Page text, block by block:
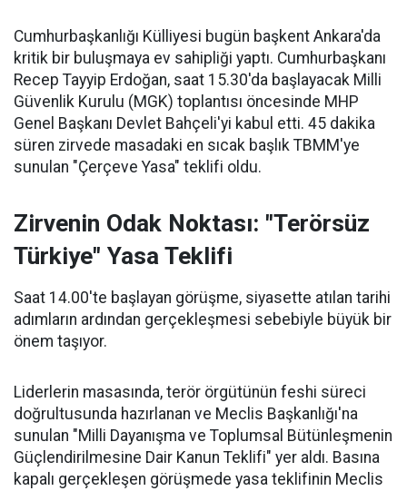
Cumhurbaşkanlığı Külliyesi bugün başkent Ankara'da
kritik bir buluşmaya ev sahipliği yaptı. Cumhurbaşkanı
Recep Tayyip Erdoğan, saat 15.30'da başlayacak Milli
Güvenlik Kurulu (MGK) toplantısı öncesinde MHP
Genel Başkanı Devlet Bahçeli'yi kabul etti. 45 dakika
süren zirvede masadaki en sıcak başlık TBMM'ye
sunulan "Çerçeve Yasa" teklifi oldu.
Zirvenin Odak Noktası: "Terörsüz
Türkiye" Yasa Teklifi
Saat 14.00'te başlayan görüşme, siyasette atılan tarihi
adımların ardından gerçekleşmesi sebebiyle büyük bir
önem taşıyor.
Liderlerin masasında, terör örgütünün feshi süreci
doğrultusunda hazırlanan ve Meclis Başkanlığı'na
sunulan "Milli Dayanışma ve Toplumsal Bütünleşmenin
Güçlendirilmesine Dair Kanun Teklifi" yer aldı. Basına
kapalı gerçekleşen görüşmede yasa teklifinin Meclis